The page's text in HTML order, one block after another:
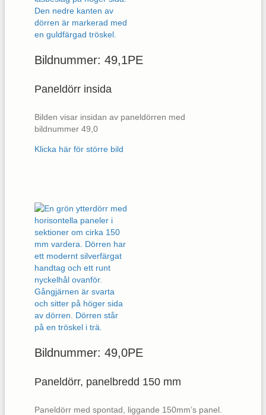
Bildnummer: 49,1PE
Paneldörr insida
Bilden visar insidan av paneldörren med
bildnummer 49,0
Klicka här för större bild
Bildnummer: 49,0PE
Paneldörr, panelbredd 150 mm
Paneldörr med spontad, liggande 150mm’s panel.